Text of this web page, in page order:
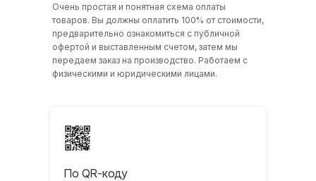
Очень простая и понятная схема оплаты
товаров. Вы должны оплатить 100% от стоимости,
предварительно ознакомиться с публичной
офертой и выставленным счетом, затем мы
передаем заказ на производство. Работаем с
физическими и юридическими лицами.
По QR-коду